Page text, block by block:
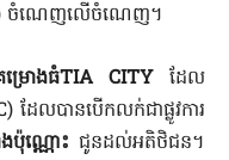
ចំណេញលើចំណេញ។
ម្រោងធំTIA CITYដែល
លបានបើកលក់ជាផ្លូវការ
ប៉ុណ្ណោះ ជូនដល់អតិថិជន។